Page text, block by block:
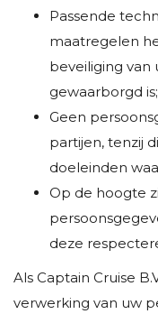
Passende
maatregelen
beveiliging van
gewaarborgd is;
Geen
partijen, tenzij
doeleinden
Op de hoogte
deze
Als Captain Cruise
verwerking van uw